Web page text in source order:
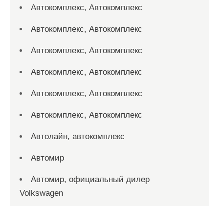
Автокомплекс, Автокомплекс
Автокомплекс, Автокомплекс
Автокомплекс, Автокомплекс
Автокомплекс, Автокомплекс
Автокомплекс, Автокомплекс
Автокомплекс, Автокомплекс
Автолайн, автокомплекс
Автомир
Автомир, официальный дилер
Volkswagen